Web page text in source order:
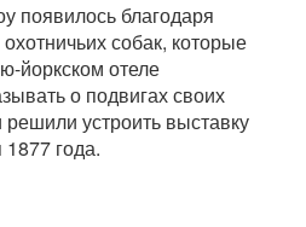
появилось благодаря
собак, которые
йоркском отеле
о подвигах своих
устроить выставку
года.